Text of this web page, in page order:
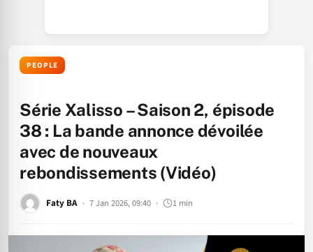
PEOPLE
Série Xalisso – Saison 2, épisode
38 : La bande annonce dévoilée
avec de nouveaux
rebondissements (Vidéo)
Faty BA 7 Jan 2026, 09:40 1 min